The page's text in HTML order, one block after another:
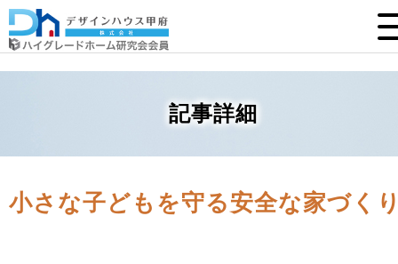
記事詳細
小さな子どもを守る安全な家づく